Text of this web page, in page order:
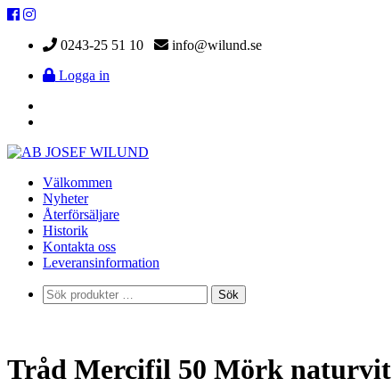
0243-25 51 10
info@wilund.se
Logga in
Välkommen
Nyheter
Återförsäljare
Historik
Kontakta oss
Leveransinformation
Sök
efter:
Sök
Tråd Mercifil 50 Mörk naturvit